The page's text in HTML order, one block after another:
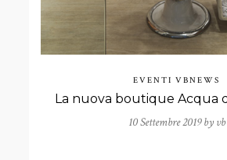
EVENTI VBNEWS
10 Settembre 2019 by vb